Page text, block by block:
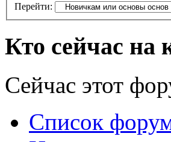
Перейти:
Кто сейчас на
Сейчас этот
Список